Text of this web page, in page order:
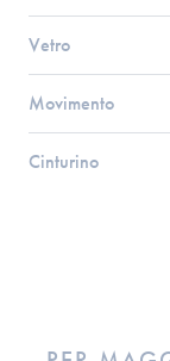
Vetro
Movimento
Cinturino